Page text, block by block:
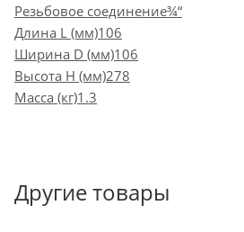
Резьбовое соединение¾“
Длина L (мм)106
Ширина D (мм)106
Высота H (мм)278
Масса (кг)1.3
Другие товары